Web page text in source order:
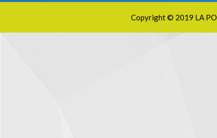
Copyright © 2019 LA